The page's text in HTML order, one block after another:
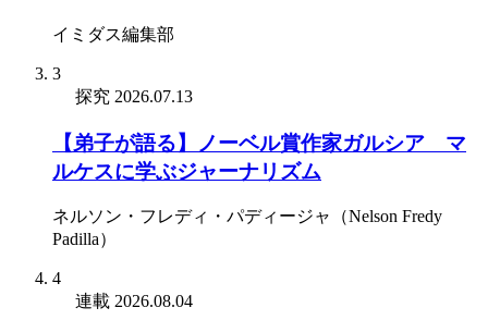
イミダス編集部
3
探究 2026.07.13
【弟子が語る】ノーベル賞作家ガルシア゠マ
ルケスに学ぶジャーナリズム
ネルソン・フレディ・パディージャ（Nelson Fredy
Padilla）
4
連載 2026.08.04